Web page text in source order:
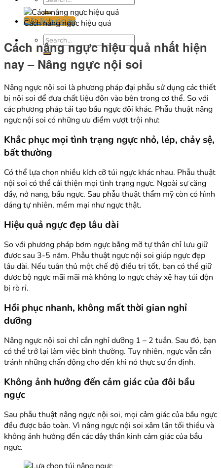
Đặt lịch ngay
Cách nâng ngực hiệu quả
Cách nâng ngực hiệu quả nhất hiện
nay – Nâng ngực nội soi
Nâng ngực nội soi là phương pháp đại phẫu sử dụng các thiết
bị nội soi để đưa chất liệu độn vào bên trong cơ thể. So với
các phương pháp tái tạo bầu ngực đôi khác. Phẫu thuật nâng
ngực nội soi có những ưu điểm vượt trội như:
Khắc phục mọi tình trạng ngực nhỏ, lép, chảy sệ,
bất thường
Có thể lựa chọn nhiều kích cỡ túi ngực khác nhau. Phẫu thuật
nội soi có thể cải thiện mọi tình trạng ngực. Ngoài sự căng
đầy, nở nang, bầu ngực. Sau phẫu thuật thẩm mỹ còn có hình
dáng tự nhiên, mềm mại như ngực thật.
Hiệu quả ngực đẹp lâu dài
So với phương pháp bơm ngực bằng mỡ tự thân chỉ lưu giữ
được sau 3-5 năm. Phẫu thuật ngực nội soi giúp ngực đẹp
lâu dài. Nếu tuân thủ một chế độ điều trị tốt, bạn có thể giữ
được bộ ngực mãi mãi mà không lo ngực chảy xệ hay túi độn
bị rò rỉ.
Hồi phục nhanh, không mất thời gian nghỉ
dưỡng
Nâng ngực nội soi chỉ cần nghỉ dưỡng 1 – 2 tuần. Sau đó, bạn
có thể trở lại làm việc bình thường. Tuy nhiên, ngực vẫn cần
tránh những chấn động cho đến khi nó thực sự ổn định.
Không ảnh hưởng đến cảm giác của đôi bầu
ngực
Sau phẫu thuật nâng ngực nội soi, mọi cảm giác của bầu ngực
đều được bảo toàn. Vì nâng ngực nội soi xâm lấn tối thiểu và
không ảnh hưởng đến các dây thần kinh cảm giác của bầu
ngực.